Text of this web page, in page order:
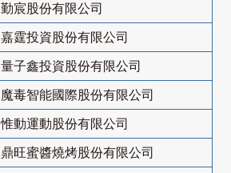
勤宸股份有限公司
嘉霆投資股份有限公司
量子鑫投資股份有限公司
魔毒智能國際股份有限公司
惟動運動股份有限公司
鼎旺蜜醬燒烤股份有限公司